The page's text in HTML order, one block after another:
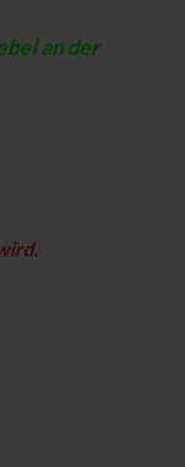
an der